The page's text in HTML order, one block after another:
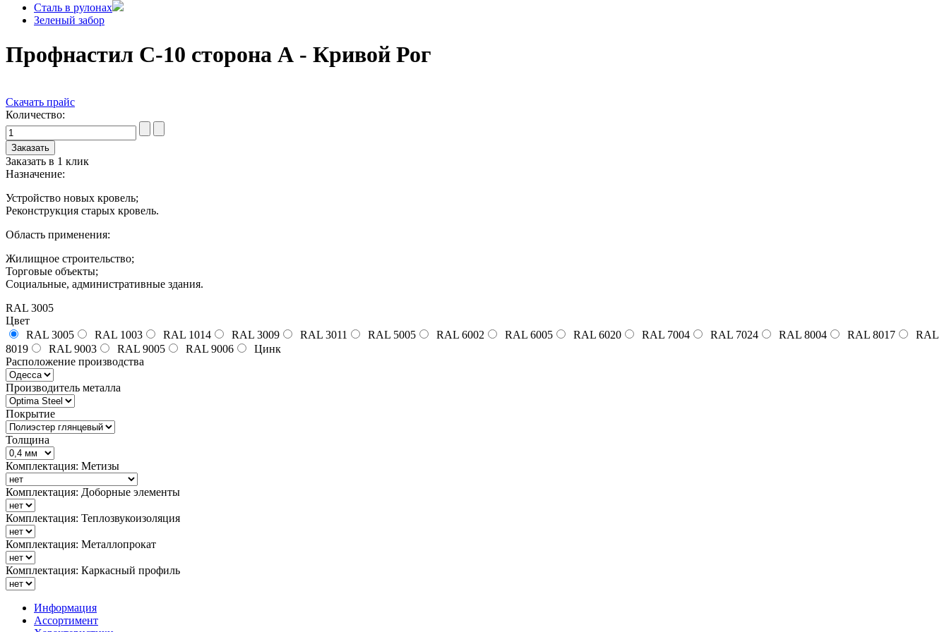
Сталь в рулонах
Зеленый забор
Профнастил С-10 сторона А - Кривой Рог
Скачать прайс
Количество:
Заказать в 1 клик
Назначение:
Устройство новых кровель;
Реконструкция старых кровель.
Область применения:
Жилищное строительство;
Торговые объекты;
Социальные, административные здания.
RAL 3005
Цвет
RAL 3005
RAL 1003 RAL 1014 RAL 3009 RAL 3011 RAL 5005 RAL 6002 RAL 6005 RAL 6020 RAL 7004 RAL 7024 RAL 8004 RAL 8017
RAL
8019
RAL 9003 RAL 9005 RAL 9006
Цинк
Расположение производства
Производитель металла
Покрытие
Толщина
Комплектация: Метизы
Комплектация: Доборные элементы
Комплектация: Теплозвукоизоляция
Комплектация: Металлопрокат
Комплектация: Каркасный профиль
Информация
Ассортимент